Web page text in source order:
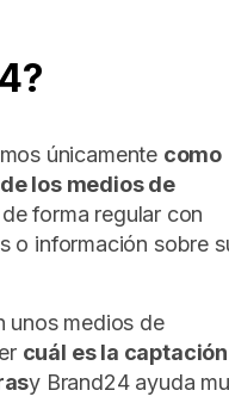
únicamente como
los medios de
forma regular con
o información sobre
unos medios de
cuál es la
y Brand24 ayuda